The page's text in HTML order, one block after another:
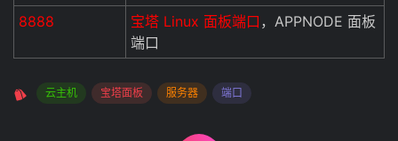
8888
宝塔 Linux 面板端口 ，APPNODE 面板
端口
云主机 宝塔面板 服务器 端口